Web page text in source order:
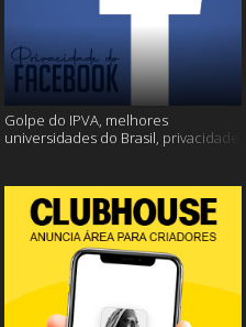
Golpe do IPVA, melhores
universidades do Brasil, privacidade